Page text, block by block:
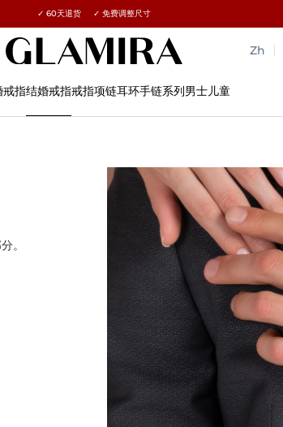
所有订单15%优惠 →
✓ 60天退货 ✓ 免费调整尺寸
Zh
戒指结婚戒指戒指项链耳环手链系列男士儿童
。